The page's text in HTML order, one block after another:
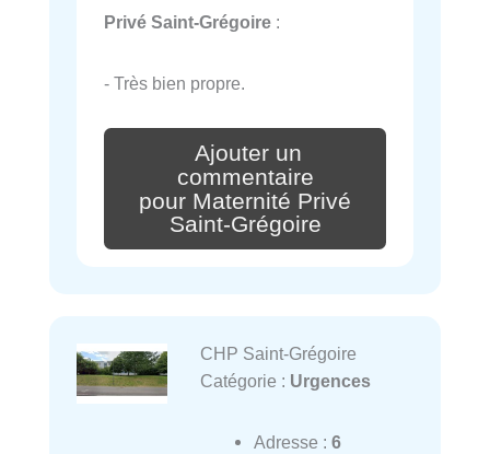
Privé Saint-Grégoire :
- Très bien propre.
Ajouter un
commentaire
pour Maternité Privé
Saint-Grégoire
CHP Saint-Grégoire
Catégorie : Urgences
Adresse : 6